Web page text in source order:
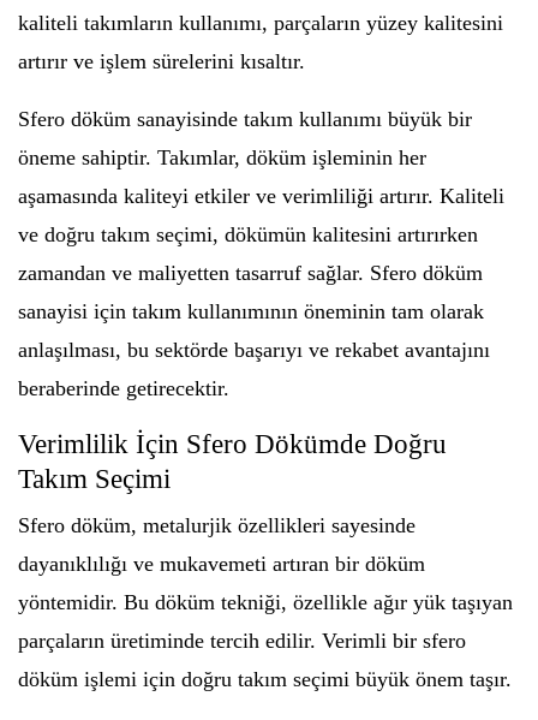
kaliteli takımların kullanımı, parçaların yüzey kalitesini
artırır ve işlem sürelerini kısaltır.
Sfero döküm sanayisinde takım kullanımı büyük bir
öneme sahiptir. Takımlar, döküm işleminin her
aşamasında kaliteyi etkiler ve verimliliği artırır. Kaliteli
ve doğru takım seçimi, dökümün kalitesini artırırken
zamandan ve maliyetten tasarruf sağlar. Sfero döküm
sanayisi için takım kullanımının öneminin tam olarak
anlaşılması, bu sektörde başarıyı ve rekabet avantajını
beraberinde getirecektir.
Verimlilik İçin Sfero Dökümde Doğru
Takım Seçimi
Sfero döküm, metalurjik özellikleri sayesinde
dayanıklılığı ve mukavemeti artıran bir döküm
yöntemidir. Bu döküm tekniği, özellikle ağır yük taşıyan
parçaların üretiminde tercih edilir. Verimli bir sfero
döküm işlemi için doğru takım seçimi büyük önem taşır.